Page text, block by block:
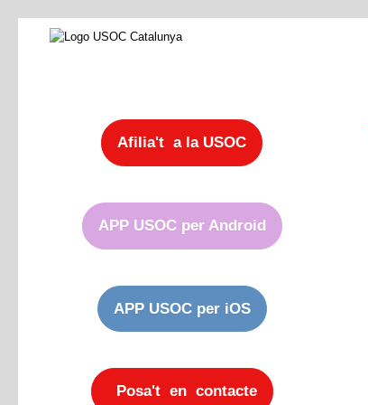
Afilia't a la USOC
APP USOC per Android
APP USOC per iOS
Posa't en contacte